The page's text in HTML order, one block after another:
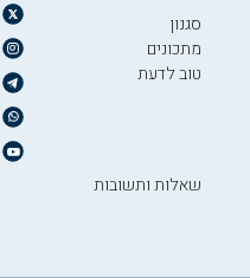
סגנון
מתכונים
טוב לדעת
שאלות ותשובות